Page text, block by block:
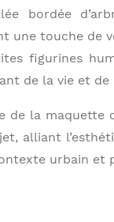
bordée
une touche de
figurines
de la vie et de
de la
alliant
urbain et